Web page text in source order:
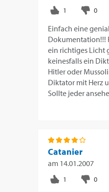
Einfach eine
Dokumentation!!!
ein richtiges Licht
keinesfalls ein
Hitler oder
Diktator mit Herz
Sollte jeder
Catanier
am 14.01.2007